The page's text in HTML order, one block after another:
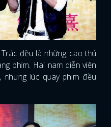
đều là những cao thủ
phim. Hai nam diễn viên
lúc quay phim đều